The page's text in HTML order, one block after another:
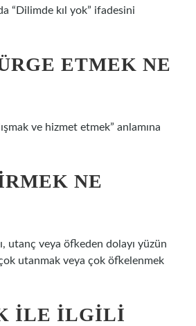
“Dilimde kıl yok” ifadesini
ETMEK NE
ve hizmet etmek” anlamına
NE
utanç veya öfkeden dolayı yüzün
utanmak veya çok öfkelenmek
ILE ILGILI